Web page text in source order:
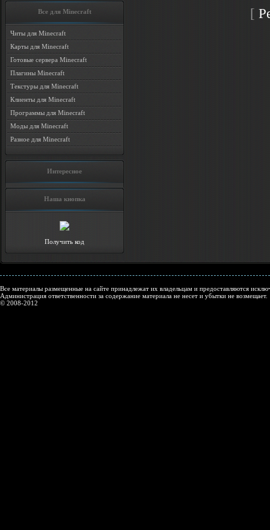
Все для Minecraft
Читы для Minecraft
Карты для Minecraft
Готовые сервера Minecraft
Плагины Minecraft
Текстуры для Minecraft
Клиенты для Minecraft
Программы для Minecraft
Моды для Minecraft
Разное для Minecraft
Интересное
Наша кнопка
Получить код
[
Все материалы размещенные на сайте принадлежат их владельцам и предоставляются
Администрация ответственности за содержание материала не несет и убытки не возмещает.
© 2008-2012